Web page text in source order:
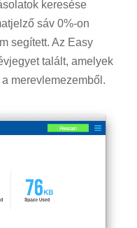
keresése
sáv 0%-on
segített. Az Easy
talált, amelyek
merevlemezemből.